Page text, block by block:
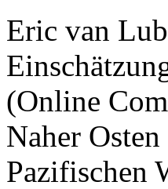
Eric van
(Online
Naher
Pazifischen